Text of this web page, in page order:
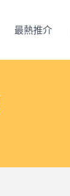
最熱推介